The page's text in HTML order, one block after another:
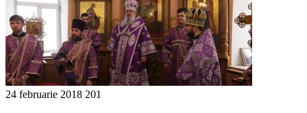
24 februarie 2018 201